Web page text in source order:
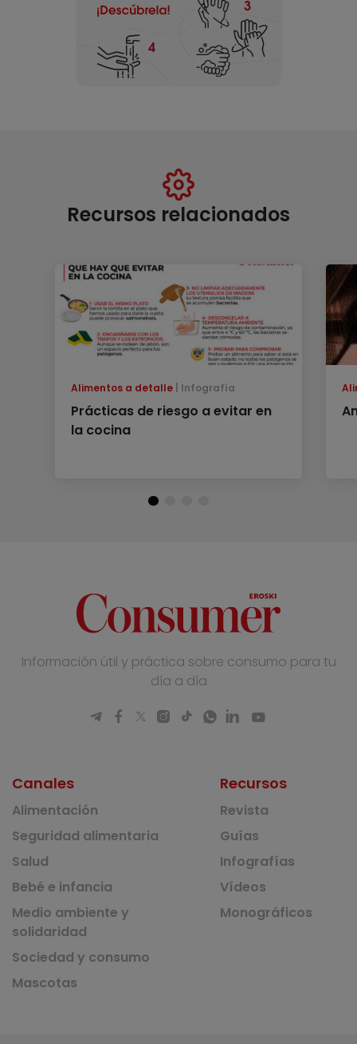
Recursos relacionados
Alimentos a detalle Infografía
Prácticas de riesgo a evitar en
la cocina
Información útil y práctica sobre consumo para tu
día a día
Canales
Alimentación
Seguridad alimentaria
Salud
Bebé e infancia
Medio ambiente y
solidaridad
Sociedad y consumo
Mascotas
Recursos
Revista
Guías
Infografías
Vídeos
Monográficos